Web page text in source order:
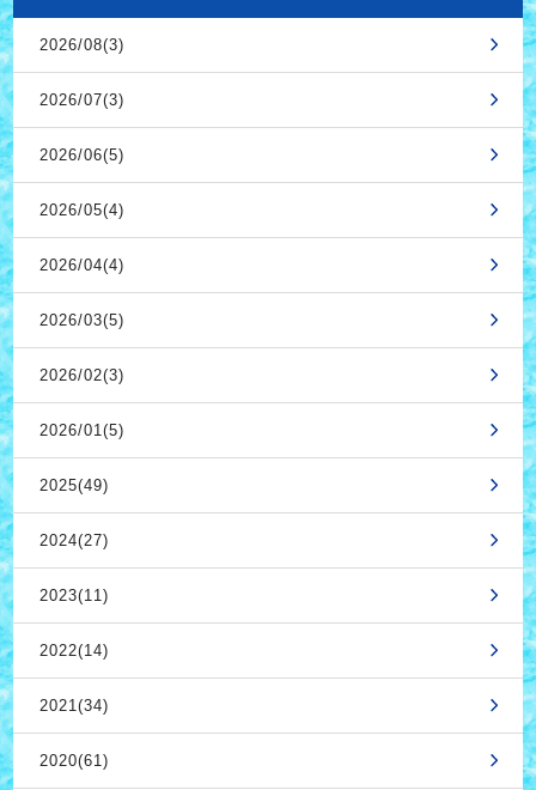
2026/08(3)
2026/07(3)
2026/06(5)
2026/05(4)
2026/04(4)
2026/03(5)
2026/02(3)
2026/01(5)
2025(49)
2024(27)
2023(11)
2022(14)
2021(34)
2020(61)